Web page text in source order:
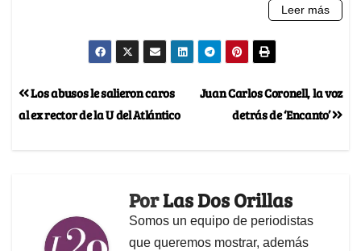
Juan Carlos Coronell, la voz
detrás de ‘Encanto’
Los abusos le salieron caros
al ex rector de la U del Atlántico
PorLas Dos Orillas
Somos un equipo de periodistas
que queremos mostrar, además